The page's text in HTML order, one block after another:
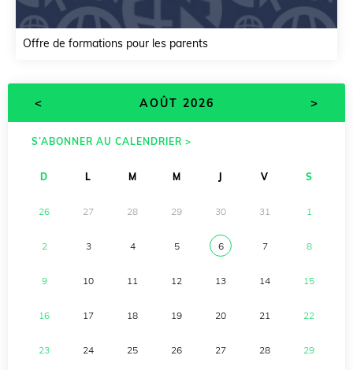
Offre de formations pour les parents
< AOÛT 2026 >
S’ABONNER AU CALENDRIER >
D L M M V S
26 27 28 29 30 31 1
2 3 4 5 6 7 8
9 10 11 12 13 14 15
16 17 18 19 20 21 22
23 24 25 26 27 28 29